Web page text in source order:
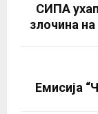
СИПА
злочина
Емисија